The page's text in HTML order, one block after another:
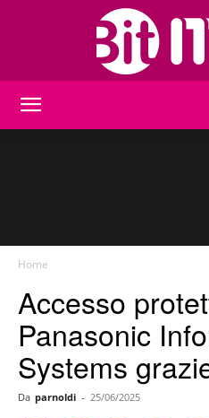
Home
Accesso
Panasonic
Systems
Da parnoldi - 25/06/2025